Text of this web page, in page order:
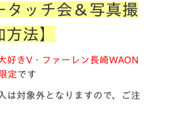
タッチ会＆写真撮
法】
好きV・ファーレン長崎WAON
定です
は対象外となりますので、ご注